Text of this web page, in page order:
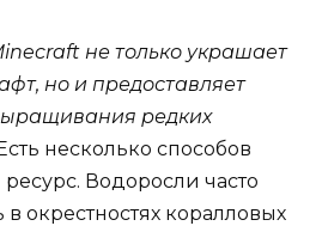
не только украшает
но и предоставляет
редких
несколько способов
Водоросли часто
окрестностях коралловых